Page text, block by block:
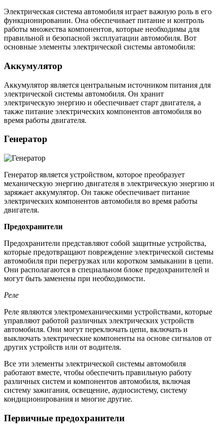
Электрическая система автомобиля играет важную роль в его
функционировании. Она обеспечивает питание и контроль
работы множества компонентов, которые необходимы для
правильной и безопасной эксплуатации автомобиля. Вот
основные элементы электрической системы автомобиля:
Аккумулятор
Аккумулятор является центральным источником питания для
электрической системы автомобиля. Он хранит
электрическую энергию и обеспечивает старт двигателя, а
также питание электрических компонентов автомобиля во
время работы двигателя.
Генератор
Генератор является устройством, которое преобразует
механическую энергию двигателя в электрическую энергию и
заряжает аккумулятор. Он также обеспечивает питание
электрических компонентов автомобиля во время работы
двигателя.
Предохранители
Предохранители представляют собой защитные устройства,
которые предотвращают повреждение электрической системы
автомобиля при перегрузках или коротком замыкании в цепи.
Они располагаются в специальном блоке предохранителей и
могут быть заменены при необходимости.
Реле
Реле являются электромеханическими устройствами, которые
управляют работой различных электрических устройств
автомобиля. Они могут переключать цепи, включать и
выключать электрические компоненты на основе сигналов от
других устройств или от водителя.
Все эти элементы электрической системы автомобиля
работают вместе, чтобы обеспечить правильную работу
различных систем и компонентов автомобиля, включая
систему зажигания, освещение, аудиосистему, систему
кондиционирования и многие другие.
Первичные предохранители